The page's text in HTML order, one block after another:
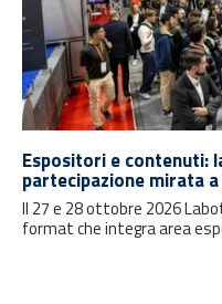
Espositori e contenuti:
partecipazione mirata
Il 27 e 28 ottobre 2026
format che integra area